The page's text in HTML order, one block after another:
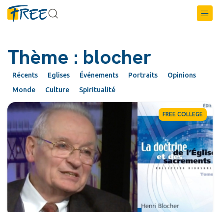
Thème : blocher
Récents Eglises Événements Portraits
Opinions
Monde
Culture Spiritualité
FREE COLLEGE